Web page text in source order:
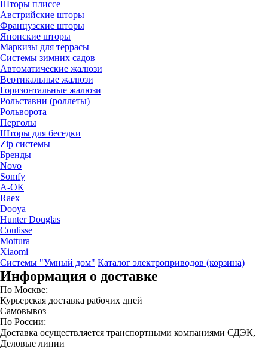
Шторы плиссе
Австрийские шторы
Французские шторы
Японские шторы
Маркизы для террасы
Системы зимних садов
Автоматические жалюзи
Вертикальные жалюзи
Горизонтальные жалюзи
Рольставни (роллеты)
Рольворота
Перголы
Шторы для беседки
Zip системы
Бренды
Novo
Somfy
А-ОК
Raex
Dooya
Hunter Douglas
Coulisse
Mottura
Xiaomi
Системы "Умный дом" Каталог электроприводов (корзина)
Информация о доставке
По Москве:
Курьерская доставка рабочих дней
Самовывоз
По России:
Доставка осуществляется транспортными компаниями СДЭК,
Деловые линии